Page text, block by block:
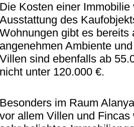
Die Kosten einer
Ausstattung des
Wohnungen gibt es
angenehmen Ambiente
Villen sind ebenfalls ab
nicht unter 120.000 €.
Besonders im Raum
vor allem Villen und